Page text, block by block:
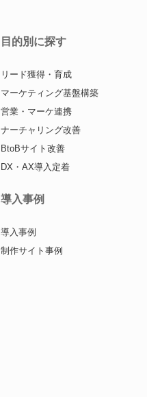
目的別に探す
リード獲得・育成
マーケティング基盤構築
営業・マーケ連携
ナーチャリング改善
BtoBサイト改善
DX・AX導入定着
導入事例
導入事例
制作サイト事例